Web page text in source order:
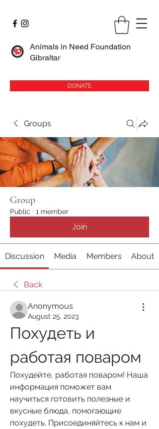
Animals in Need Foundation
Gibraltar
DONATE
Groups
Group
Public · 1 member
Join
Discussion Media Members About
Back
Anonymous
August 25, 2023
Похудеть и
работая поваром
Похудейте, работая поваром! Наша
информация поможет вам
научиться готовить полезные и
вкусные блюда, помогающие
похудеть. Присоединяйтесь к нам и